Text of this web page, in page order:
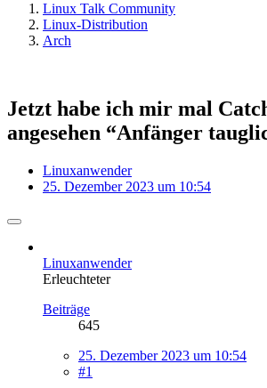
Linux Talk Community
Linux-Distribution
Arch
Jetzt habe ich mir mal
angesehen “Anfänger
Linuxanwender
25. Dezember 2023 um 10:54
Linuxanwender
Erleuchteter
Beiträge
645
25. Dezember 2023 um 10:54
#1